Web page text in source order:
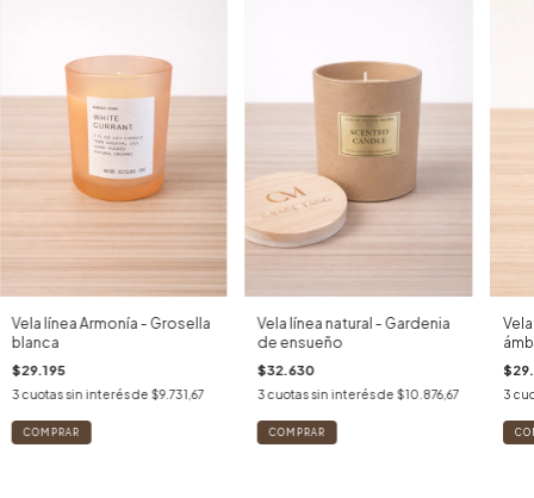
Vela línea Armonía - Grosella
blanca
$29.195
3 cuotas sin interés de $9.731,67
Vela línea natural - Gardenia
de ensueño
$32.630
3 cuotas sin interés de $10.876,67 3